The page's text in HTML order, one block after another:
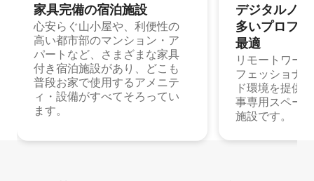
家具完備の宿⁠泊⁠施⁠設
心安らぐ山小屋や、利便性の
高い都市部のマンション・ア
パートなど、さまざまな家具
付き宿泊施設があり、どこも
普段お家で使用するアメニテ
ィ・設備がすべてそろってい
ます。
デジタルノ
多⁠いプ⁠ロ⁠フ⁠
最⁠適
リモートワー
フェッショナ
ド環境を提供
事専用スペー
施設です。